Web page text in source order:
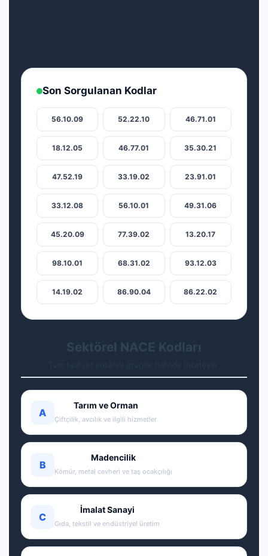
Son Sorgulanan Kodlar
56.10.09 52.22.10 46.71.01
18.12.05 46.77.01 35.30.21
47.52.19 33.19.02 23.91.01
33.12.08 56.10.01 49.31.06
45.20.09 77.39.02 13.20.17
98.10.01 68.31.02 93.12.03
14.19.02 86.90.04 86.22.02
Sektörel NACE Kodları
A
Tarım ve Orman
Çiftçilik, avcılık ve ilgili hizmetler
B
Madencilik
Kömür, metal cevheri ve taş ocakçılığı
C
İmalat Sanayi
Gıda, tekstil ve endüstriyel üretim